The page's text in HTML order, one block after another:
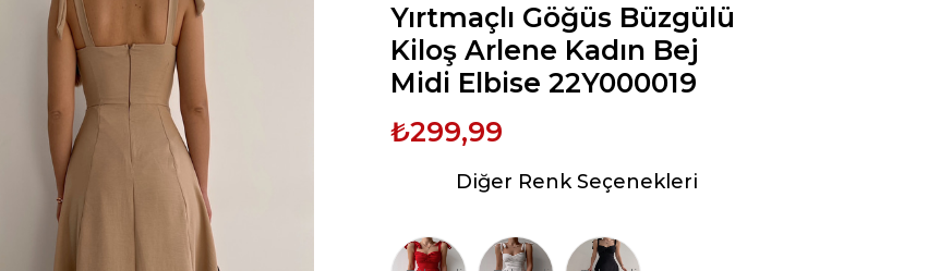
Yırtmaçlı Göğüs Büzgülü
Kiloş Arlene Kadın Bej
Midi Elbise 22Y000019
₺299,99
Diğer Renk Seçenekleri